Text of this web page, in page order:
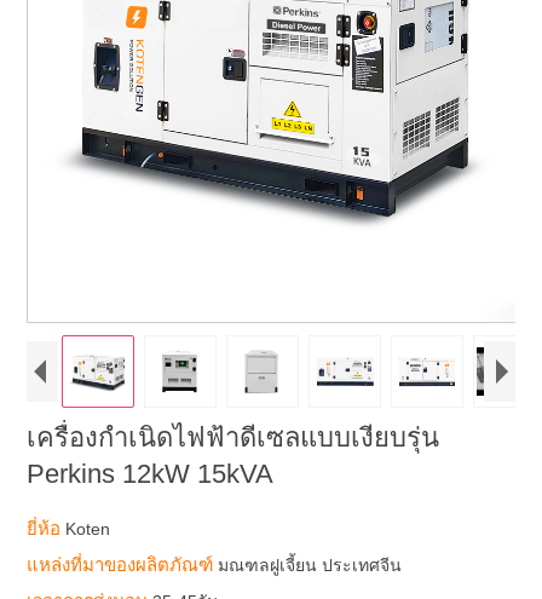
เครื่องกำเนิดไฟฟ้าดีเซลแบบเงียบรุ่น
Perkins 12kW 15kVA
ยี่ห้อ Koten
แหล่งที่มาของผลิตภัณฑ์ มณฑลฝูเจี้ยน ประเทศจีน